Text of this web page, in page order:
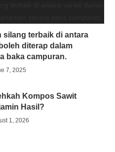
terbaik di antara
diterap dalam
baka campuran.
7, 2025
Kompos Sawit
Hasil?
1, 2026